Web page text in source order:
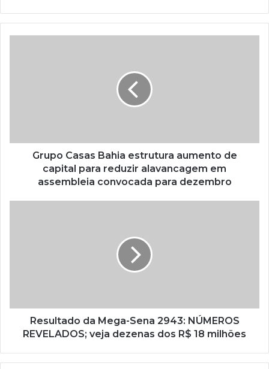
Grupo Casas Bahia estrutura aumento de
capital para reduzir alavancagem em
assembleia convocada para dezembro
Resultado da Mega-Sena 2943: NÚMEROS
REVELADOS; veja dezenas dos R$ 18 milhões